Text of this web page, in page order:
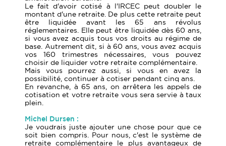
Le fait d'avoir cotisé à l'IRCEC peut doubler le
montant d'une retraite. De plus cette retraite peut
être liquidée avant les 65 ans révolus
réglementaires. Elle peut être liquidée dès 60 ans,
si vous avez acquis tous vos droits au régime de
base. Autrement dit, si à 60 ans, vous avez acquis
vos 160 trimestres nécessaires, vous pouvez
choisir de liquider votre retraite complémentaire.
Mais vous pourrez aussi, si vous en avez la
possibilité, continuer à cotiser pendant cinq ans.
En revanche, à 65 ans, on arrêtera les appels de
cotisation et votre retraite vous sera servie à taux
plein.
Michel Dursen :
Je voudrais juste ajouter une chose pour que ce
soit bien compris. Pour nous, c'est le système de
retraite complémentaire le plus avantageux de